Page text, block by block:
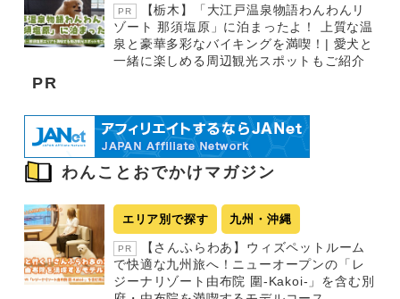
PR
【栃木】「大江戸温泉物語わんわんリ
ゾート 那須塩原」に泊まったよ！ 上質な温
泉と豪華多彩なバイキングを満喫！| 愛犬と
一緒に楽しめる周辺観光スポットもご紹介
PR
わんことおでかけマガジン
エリア別で探す 九州・沖縄
PR
【さんふらわあ】ウィズペットルーム
で快適な九州旅へ！ニューオープンの「レ
ジーナリゾート由布院 圍-Kakoi-」を含む別